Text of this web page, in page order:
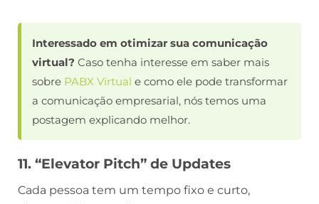
Interessado em otimizar sua comunicação
virtual? Caso tenha interesse em saber mais
sobre PABX Virtual e como ele pode transformar
a comunicação empresarial, nós temos uma
postagem explicando melhor.
11. “Elevator Pitch” de Updates
Cada pessoa tem um tempo fixo e curto,